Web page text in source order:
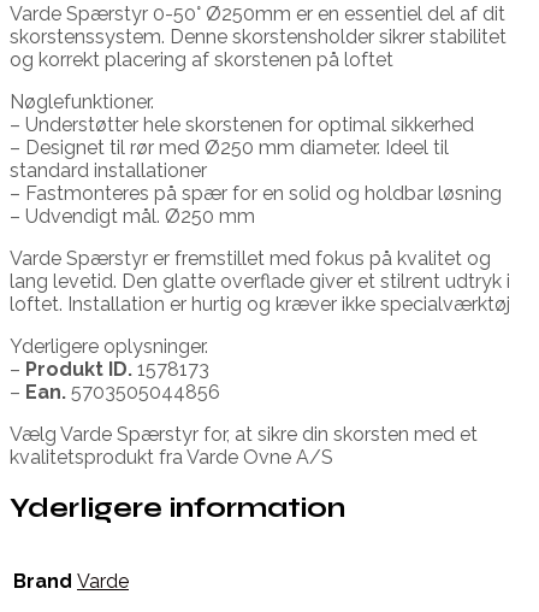
Varde Spærstyr 0-50° Ø250mm er en essentiel del af dit
skorstenssystem. Denne skorstensholder sikrer stabilitet
og korrekt placering af skorstenen på loftet
Nøglefunktioner.
– Understøtter hele skorstenen for optimal sikkerhed
– Designet til rør med Ø250 mm diameter. Ideel til
standard installationer
– Fastmonteres på spær for en solid og holdbar løsning
– Udvendigt mål. Ø250 mm
Varde Spærstyr er fremstillet med fokus på kvalitet og
lang levetid. Den glatte overflade giver et stilrent udtryk i
loftet. Installation er hurtig og kræver ikke specialværktøj
Yderligere oplysninger.
– Produkt ID. 1578173
– Ean. 5703505044856
Vælg Varde Spærstyr for, at sikre din skorsten med et
kvalitetsprodukt fra Varde Ovne A/S
Yderligere information
Brand Varde